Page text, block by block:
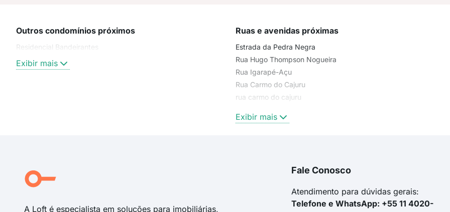
Outros condomínios próximos
Residencial Bandeirantes
Exibir mais
Ruas e avenidas próximas
Estrada da Pedra Negra
Rua Hugo Thompson Nogueira
Rua Igarapé-Açu
Rua Carmo do Cajuru
rua carmo do cajuru
Estrada dos Bandeirantes
avenida canal rio caçambe
Exibir mais
A Loft é especialista em soluções para imobiliárias,
Fale Conosco
Atendimento para dúvidas gerais:
Telefone e WhatsApp: +55 11 4020-